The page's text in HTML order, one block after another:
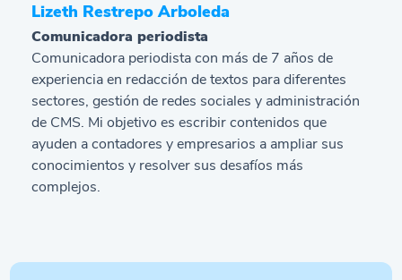
Lizeth Restrepo Arboleda
Comunicadora periodista
Comunicadora periodista con más de 7 años de
experiencia en redacción de textos para diferentes
sectores, gestión de redes sociales y administración
de CMS. Mi objetivo es escribir contenidos que
ayuden a contadores y empresarios a ampliar sus
conocimientos y resolver sus desafíos más
complejos.